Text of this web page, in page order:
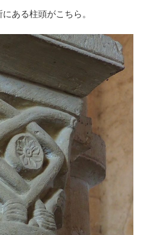
ある柱頭がこちら。